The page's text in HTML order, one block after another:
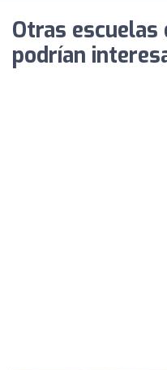
Otras escuelas
podrían